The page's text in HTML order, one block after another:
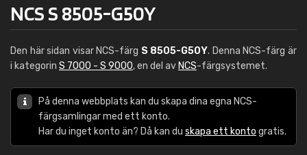
NCS S 8505-G50Y
Den här sidan visar NCS-färg S 8505-G50Y. Denna NCS-färg är
i kategorin S 7000 - S 9000, en del av NCS-färgsystemet.
På denna webbplats kan du skapa dina egna NCS-
färgsamlingar med ett konto.
Har du inget konto än? Då kan du skapa ett konto gratis.